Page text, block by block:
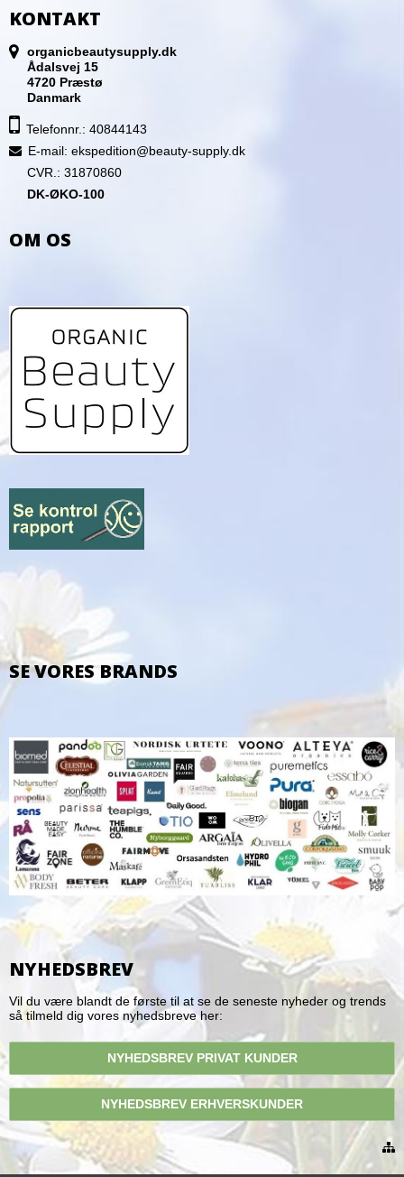
KONTAKT
organicbeautysupply.dk
Ådalsvej 15
4720 Præstø
Danmark
Telefonnr.: 40844143
E-mail: ekspedition@beauty-supply.dk
CVR.: 31870860
DK-ØKO-100
OM OS
SE VORES BRANDS
NYHEDSBREV
Vil du være blandt de første til at se de seneste nyheder og trends
så tilmeld dig vores nyhedsbreve her:
NYHEDSBREV PRIVAT KUNDER
NYHEDSBREV ERHVERSKUNDER